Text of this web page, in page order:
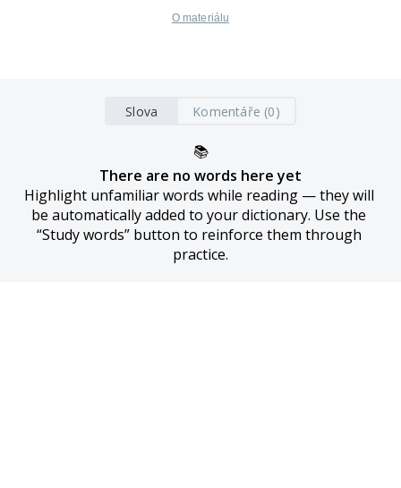
O materiálu
Slova Komentáře (0)
📚
There are no words here yet
Highlight unfamiliar words while reading — they will
be automatically added to your dictionary. Use the
“Study words” button to reinforce them through
practice.